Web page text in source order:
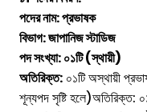
পদের নাম: প্রভাষক
বিভাগ: জাপানিজ স্টাডিজ
পদ সংখ্যা: ০১টি (স্থায়ী)
অতিরিক্ত: ০১টি অস্থায়ী
শূন্যপদ সৃষ্টি হলে)অতিরিক্ত: